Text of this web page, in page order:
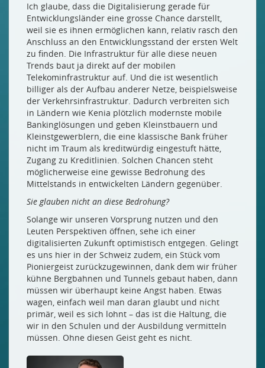
Ich glaube, dass die Digitalisierung gerade für
Entwicklungsländer eine grosse Chance darstellt,
weil sie es ihnen ermöglichen kann, relativ rasch den
Anschluss an den Entwicklungsstand der ersten Welt
zu finden. Die Infrastruktur für alle diese neuen
Trends baut ja direkt auf der mobilen
Telekominfrastruktur auf. Und die ist wesentlich
billiger als der Aufbau anderer Netze, beispielsweise
der Verkehrsinfrastruktur. Dadurch verbreiten sich
in Ländern wie Kenia plötzlich modernste mobile
Bankinglösungen und geben Kleinstbauern und
Kleinstgewerblern, die eine klassische Bank früher
nicht im Traum als kreditwürdig eingestuft hätte,
Zugang zu Kreditlinien. Solchen Chancen steht
möglicherweise eine gewisse Bedrohung des
Mittelstands in entwickelten Ländern gegenüber.
Sie glauben nicht an diese Bedrohung?
Solange wir unseren Vorsprung nutzen und den
Leuten Perspektiven öffnen, sehe ich einer
digitalisierten Zukunft optimistisch entgegen. Gelingt
es uns hier in der Schweiz zudem, ein Stück vom
Pioniergeist zurückzugewinnen, dank dem wir früher
kühne Bergbahnen und Tunnels gebaut haben, dann
müssen wir überhaupt keine Angst haben. Etwas
wagen, einfach weil man daran glaubt und nicht
primär, weil es sich lohnt – das ist die Haltung, die
wir in den Schulen und der Ausbildung vermitteln
müssen. Ohne diesen Geist geht es nicht.